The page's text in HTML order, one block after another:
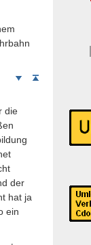
Weiter
die
der
hat ja
ein